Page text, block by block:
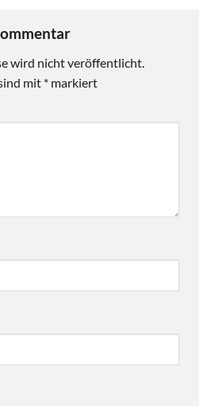
wird nicht veröffentlicht.
mit * markiert